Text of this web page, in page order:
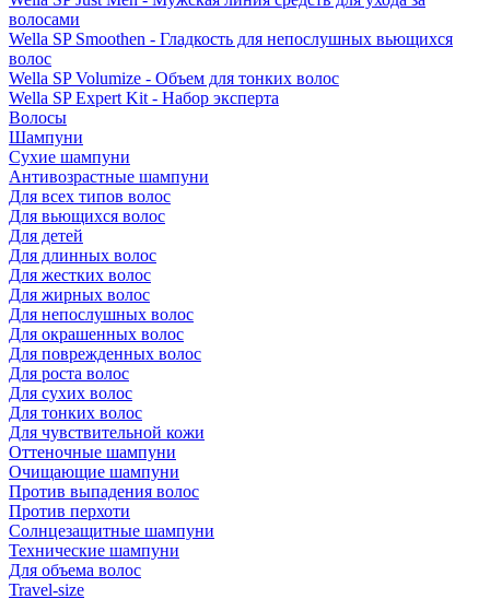
волосами
Wella SP Smoothen - Гладкость для непослушных вьющихся
волос
Wella SP Volumize - Объем для тонких волос
Wella SP Expert Kit - Набор эксперта
Волосы
Шампуни
Сухие шампуни
Антивозрастные шампуни
Для всех типов волос
Для вьющихся волос
Для детей
Для длинных волос
Для жестких волос
Для жирных волос
Для непослушных волос
Для окрашенных волос
Для поврежденных волос
Для роста волос
Для сухих волос
Для тонких волос
Для чувствительной кожи
Оттеночные шампуни
Очищающие шампуни
Против выпадения волос
Против перхоти
Солнцезащитные шампуни
Технические шампуни
Для объема волос
Travel-size